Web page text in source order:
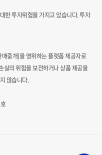
한 투자위험을 가지고 있습니다.투자
중개)을 영위하는 플랫폼 제공자로
의 위험을 보전하거나 상품 제공을
않습니다.